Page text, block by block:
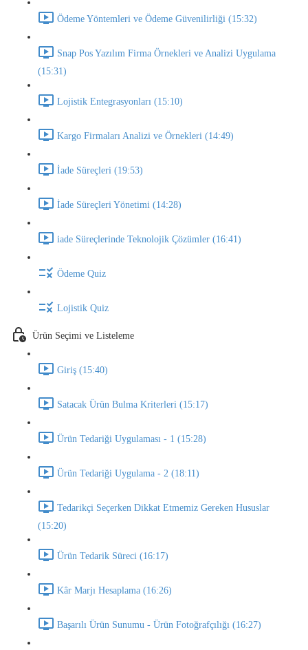
Ödeme Yöntemleri ve Ödeme Güvenilirliği (15:32)
Snap Pos Yazılım Firma Örnekleri ve Analizi Uygulama
(15:31)
Lojistik Entegrasyonları (15:10)
Kargo Firmaları Analizi ve Örnekleri (14:49)
İade Süreçleri (19:53)
İade Süreçleri Yönetimi (14:28)
iade Süreçlerinde Teknolojik Çözümler (16:41)
Ödeme Quiz
Lojistik Quiz
Ürün Seçimi ve Listeleme
Giriş (15:40)
Satacak Ürün Bulma Kriterleri (15:17)
Ürün Tedariği Uygulaması - 1 (15:28)
Ürün Tedariği Uygulama - 2 (18:11)
Tedarikçi Seçerken Dikkat Etmemiz Gereken Hususlar
(15:20)
Ürün Tedarik Süreci (16:17)
Kâr Marjı Hesaplama (16:26)
Başarılı Ürün Sunumu - Ürün Fotoğrafçılığı (16:27)